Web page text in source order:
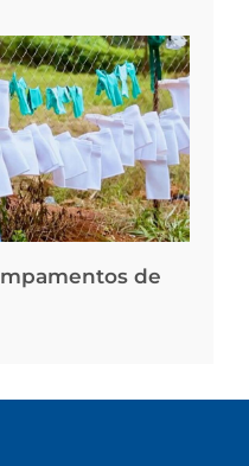
de